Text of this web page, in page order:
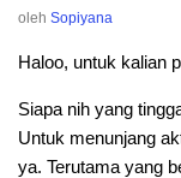
oleh Sopiyana
Haloo, untuk kalian
Siapa nih yang
Untuk menunjang
ya. Terutama yang